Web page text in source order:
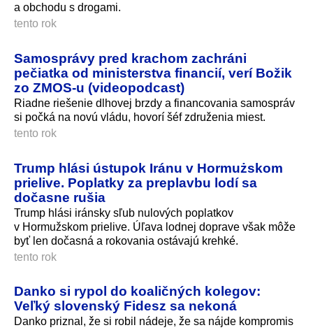
a obchodu s drogami.
tento rok
Samosprávy pred krachom zachráni
pečiatka od ministerstva financií, verí Božik
zo ZMOS-u (videopodcast)
Riadne riešenie dlhovej brzdy a financovania samospráv
si počká na novú vládu, hovorí šéf združenia miest.
tento rok
Trump hlási ústupok Iránu v Hormużskom
prielive. Poplatky za preplavbu lodí sa
dočasne rušia
Trump hlási iránsky sľub nulových poplatkov
v Hormužskom prielive. Úľava lodnej doprave však môže
byť len dočasná a rokovania ostávajú krehké.
tento rok
Danko si rypol do koaličných kolegov:
Veľký slovenský Fidesz sa nekoná
Danko priznal, že si robil nádeje, že sa nájde kompromis